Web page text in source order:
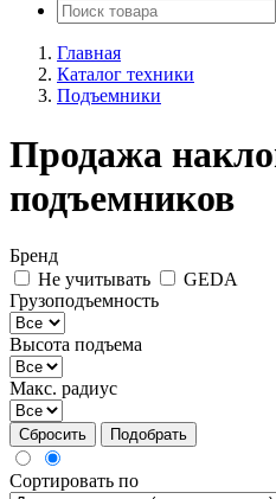
Главная
Каталог техники
Подъемники
Продажа
подъемников
Бренд
Не учитывать
GEDA
Грузоподъемность
Высота подъема
Макс. радиус
Сбросить Подобрать
Сортировать по